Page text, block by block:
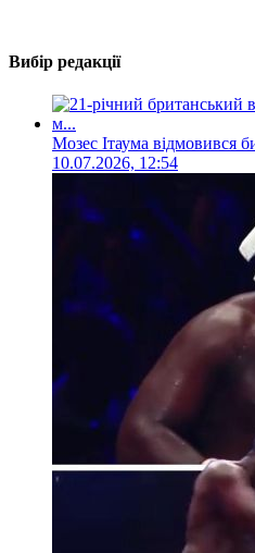
Вибір редакції
Мозес Ітаума відмовився
10.07.2026, 12:54